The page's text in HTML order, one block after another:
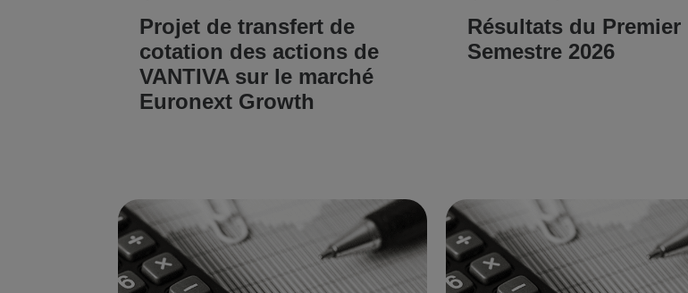
Projet de transfert de
cotation des actions de
VANTIVA sur le marché
Euronext Growth
Résultats du Premier
Semestre 2026